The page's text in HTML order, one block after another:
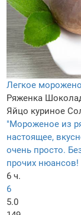
Легкое
Ряженка
Яйцо куриное
"Мороженое из
настоящее,
очень просто.
прочих нюансов!
6 ч.
6
5.0